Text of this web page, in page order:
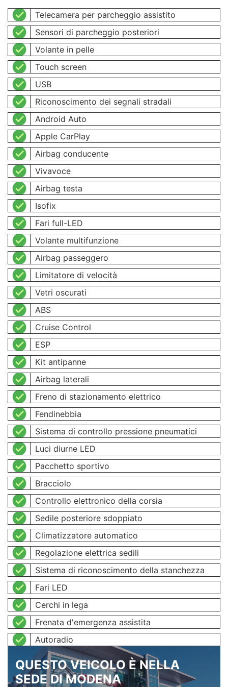
Telecamera per parcheggio assistito
Sensori di parcheggio posteriori
Volante in pelle
Touch screen
USB
Riconoscimento dei segnali stradali
Android Auto
Apple CarPlay
Airbag conducente
Vivavoce
Airbag testa
Isofix
Fari full-LED
Volante multifunzione
Airbag passeggero
Limitatore di velocità
Vetri oscurati
ABS
Cruise Control
ESP
Kit antipanne
Airbag laterali
Freno di stazionamento elettrico
Fendinebbia
Sistema di controllo pressione pneumatici
Luci diurne LED
Pacchetto sportivo
Bracciolo
Controllo elettronico della corsia
Sedile posteriore sdoppiato
Climatizzatore automatico
Regolazione elettrica sedili
Sistema di riconoscimento della stanchezza
Fari LED
Cerchi in lega
Frenata d'emergenza assistita
Autoradio
QUESTO VEICOLO È NELLA
SEDE DI MODENA